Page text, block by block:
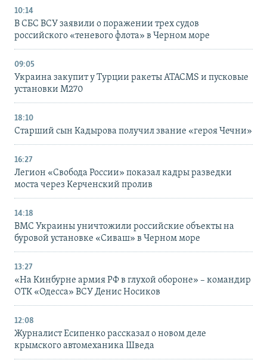
10:14
В СБС ВСУ заявили о поражении трех судов
российского «теневого флота» в Черном море
09:05
Украина закупит у Турции ракеты ATACMS и пусковые
установки M270
18:10
Старший сын Кадырова получил звание «героя Чечни»
16:27
Легион «Свобода России» показал кадры разведки
моста через Керченский пролив
14:18
ВМС Украины уничтожили российские объекты на
буровой установке «Сиваш» в Черном море
13:27
«На Кинбурне армия РФ в глухой обороне» – командир
ОТК «Одесса» ВСУ Денис Носиков
12:08
Журналист Есипенко рассказал о новом деле
крымского автомеханика Шведа